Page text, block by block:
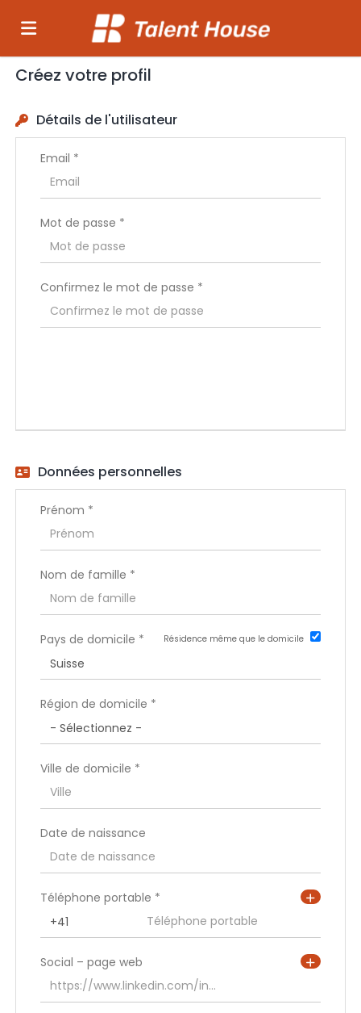
Accueil
Emplois
Déposez
votre
CV
Connexion
Langue
IT
DE
PT
Créez votre profil
Détails de l'utilisateur
Email *
Mot de passe *
Confirmez le mot de passe *
Données personnelles
Prénom *
Nom de famille *
Pays de domicile * Résidence même que le domicile
Région de domicile *
Ville de domicile *
Pays de résidence *
Région/Canton de résidence *
Ville de résidence
Date de naissance
Téléphone portable *
Social – page web